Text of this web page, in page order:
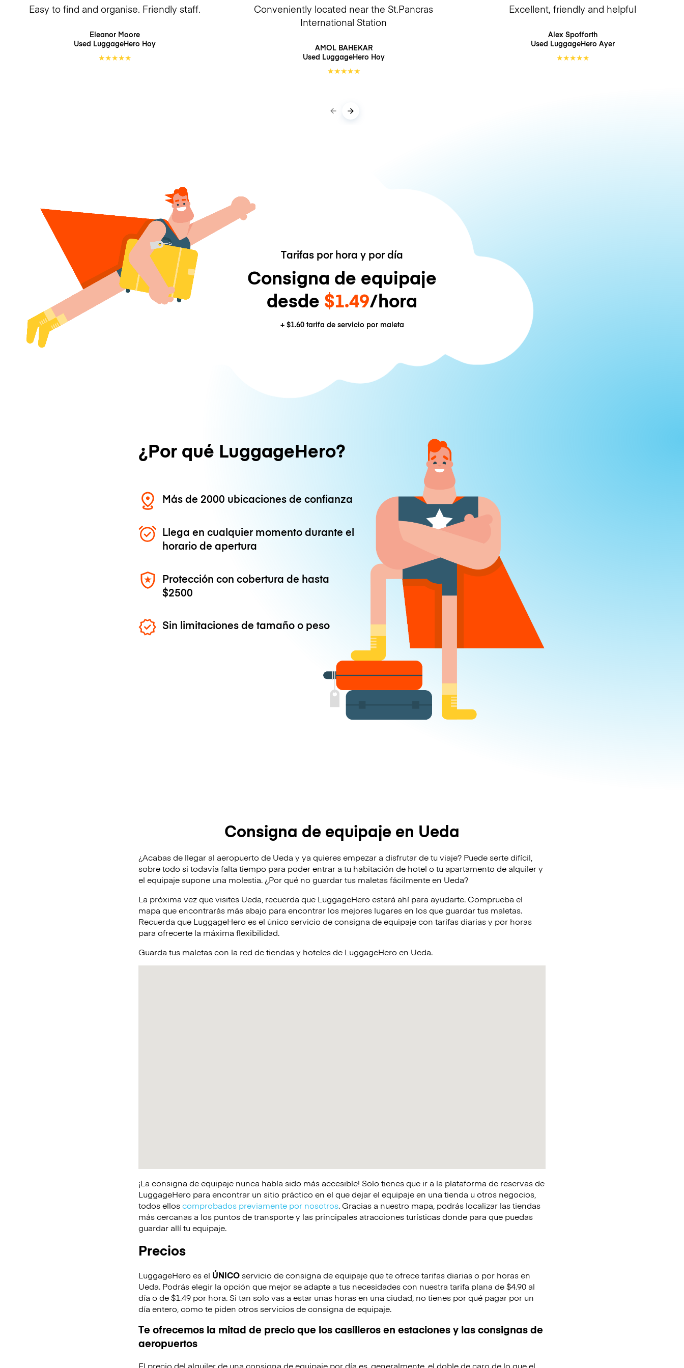
Easy to find and organise. Friendly staff.
Eleanor Moore
Used LuggageHero Hoy
★★★★★
Conveniently located near the St.Pancras
International Station
AMOL BAHEKAR
Used LuggageHero Hoy
★★★★★
Excellent, friendly and helpful
Alex Spofforth
Used LuggageHero Ayer
★★★★★
Tarifas por hora y por día
Consigna de equipaje
desde $1.49/hora
+ $1.60tarifa de servicio por maleta
¿Por qué LuggageHero?
Más de 2000 ubicaciones de confianza
Llega en cualquier momento durante el
horario de apertura
Protección con cobertura de hasta
$2500
Sin limitaciones de tamaño o peso
Consigna de equipaje en Ueda
¿Acabas de llegar al aeropuerto de Ueda y ya quieres empezar a disfrutar de tu viaje? Puede serte difícil,
sobre todo si todavía falta tiempo para poder entrar a tu habitación de hotel o tu apartamento de alquiler y
el equipaje supone una molestia. ¿Por qué no guardar tus maletas fácilmente en Ueda?
La próxima vez que visites Ueda, recuerda que LuggageHero estará ahí para ayudarte. Comprueba el
mapa que encontrarás más abajo para encontrar los mejores lugares en los que guardar tus maletas.
Recuerda que LuggageHero es el único servicio de consigna de equipaje con tarifas diarias y por horas
para ofrecerte la máxima flexibilidad.
Guarda tus maletas con la red de tiendas y hoteles de LuggageHero en Ueda.
¡La consigna de equipaje nunca había sido más accesible! Solo tienes que ir a la plataforma de reservas de
LuggageHero para encontrar un sitio práctico en el que dejar el equipaje en una tienda u otros negocios,
todos elloscomprobados previamente por nosotros. Gracias a nuestro mapa, podrás localizar las tiendas
más cercanas a los puntos de transporte y las principales atracciones turísticas donde para que puedas
guardar allí tu equipaje.
Precios
LuggageHero es el ÚNICOservicio de consigna de equipaje que te ofrece tarifas diarias o por horas en
Ueda. Podrás elegir la opción que mejor se adapte a tus necesidades con nuestra tarifa plana de $4.90 al
día o de $1.49 por hora. Si tan solo vas a estar unas horas en una ciudad, no tienes por qué pagar por un
día entero, como te piden otros servicios de consigna de equipaje.
Te ofrecemos la mitad de precio que los casilleros en estaciones y las consignas de
aeropuertos
El precio del alquiler de una consigna de equipaje por día es, generalmente, el doble de caro de lo que el